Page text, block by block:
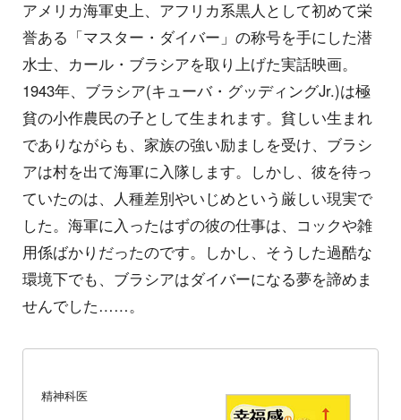
アメリカ海軍史上、アフリカ系黒人として初めて栄
誉ある「マスター・ダイバー」の称号を手にした潜
水士、カール・ブラシアを取り上げた実話映画。
1943年、ブラシア(キューバ・グッディングJr.)は極
貧の小作農民の子として生まれます。貧しい生まれ
でありながらも、家族の強い励ましを受け、ブラシ
アは村を出て海軍に入隊します。しかし、彼を待っ
ていたのは、人種差別やいじめという厳しい現実で
した。海軍に入ったはずの彼の仕事は、コックや雑
用係ばかりだったのです。しかし、そうした過酷な
環境下でも、ブラシアはダイバーになる夢を諦めま
せんでした……。
精神科医